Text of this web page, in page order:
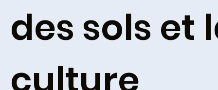
des sols et
culture